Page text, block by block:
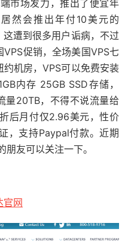
市场发力，推出了便宜年
然会推出年付10美元的
遭到很多用户诟病，不过
促销，全场美国VPS七
机房，VPS可以免费安装
内存 25GB SSD存储，
量20TB，不得不说流量给
后月付仅2.96美元，性价
，支持Paypal付款。近期
友可以关注一下。
官网